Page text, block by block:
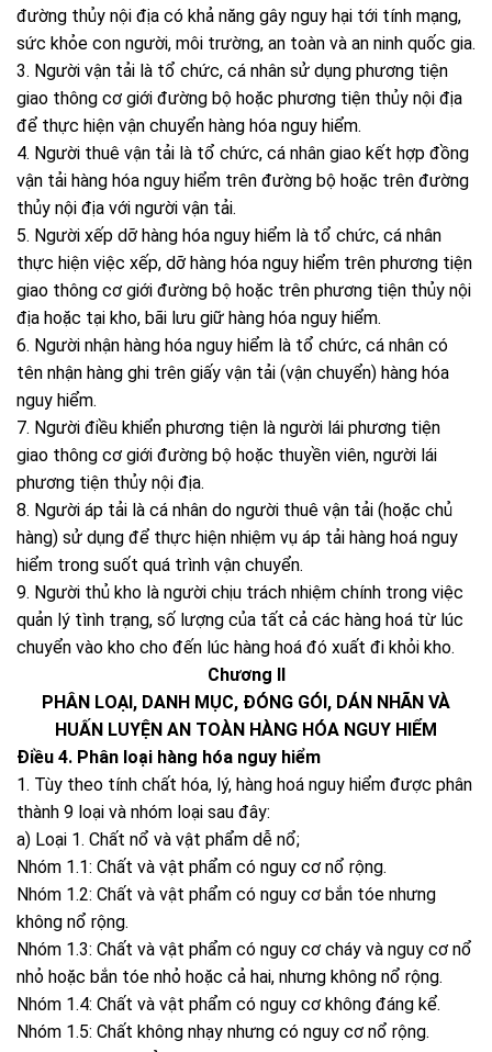
đường thủy nội địa có khả năng gây nguy hại tới tính mạng,
sức khỏe con người, môi trường, an toàn và an ninh quốc gia.
3. Người vận tải là tổ chức, cá nhân sử dụng phương tiện
giao thông cơ giới đường bộ hoặc phương tiện thủy nội địa
để thực hiện vận chuyển hàng hóa nguy hiểm.
4. Người thuê vận tải là tổ chức, cá nhân giao kết hợp đồng
vận tải hàng hóa nguy hiểm trên đường bộ hoặc trên đường
thủy nội địa với người vận tải.
5. Người xếp dỡ hàng hóa nguy hiểm là tổ chức, cá nhân
thực hiện việc xếp, dỡ hàng hóa nguy hiểm trên phương tiện
giao thông cơ giới đường bộ hoặc trên phương tiện thủy nội
địa hoặc tại kho, bãi lưu giữ hàng hóa nguy hiểm.
6. Người nhận hàng hóa nguy hiểm là tổ chức, cá nhân có
tên nhận hàng ghi trên giấy vận tải (vận chuyển) hàng hóa
nguy hiểm.
7. Người điều khiển phương tiện là người lái phương tiện
giao thông cơ giới đường bộ hoặc thuyền viên, người lái
phương tiện thủy nội địa.
8. Người áp tải là cá nhân do người thuê vận tải (hoặc chủ
hàng) sử dụng để thực hiện nhiệm vụ áp tải hàng hoá nguy
hiểm trong suốt quá trình vận chuyển.
9. Người thủ kho là người chịu trách nhiệm chính trong việc
quản lý tình trạng, số lượng của tất cả các hàng hoá từ lúc
chuyển vào kho cho đến lúc hàng hoá đó xuất đi khỏi kho.
Chương II
PHÂN LOẠI, DANH MỤC, ĐÓNG GÓI, DÁN NHÃN VÀ
HUẤN LUYỆN AN TOÀN HÀNG HÓA NGUY HIỂM
Điều 4. Phân loại hàng hóa nguy hiểm
1. Tùy theo tính chất hóa, lý, hàng hoá nguy hiểm được phân
thành 9 loại và nhóm loại sau đây:
a) Loại 1. Chất nổ và vật phẩm dễ nổ;
Nhóm 1.1: Chất và vật phẩm có nguy cơ nổ rộng.
Nhóm 1.2: Chất và vật phẩm có nguy cơ bắn tóe nhưng
không nổ rộng.
Nhóm 1.3: Chất và vật phẩm có nguy cơ cháy và nguy cơ nổ
nhỏ hoặc bắn tóe nhỏ hoặc cả hai, nhưng không nổ rộng.
Nhóm 1.4: Chất và vật phẩm có nguy cơ không đáng kể.
Nhóm 1.5: Chất không nhạy nhưng có nguy cơ nổ rộng.